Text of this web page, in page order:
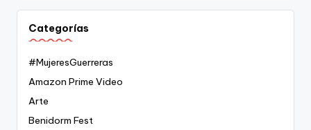
Categorías
#MujeresGuerreras
Amazon Prime Video
Arte
Benidorm Fest